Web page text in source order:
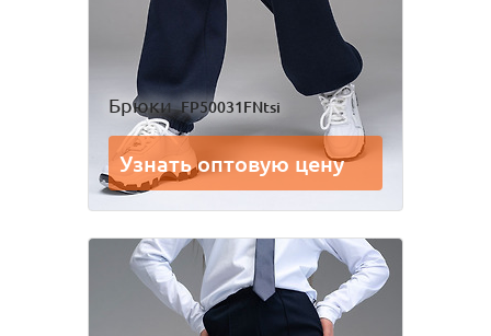
Брюки FP50031FNtsi
Узнать оптовую цену